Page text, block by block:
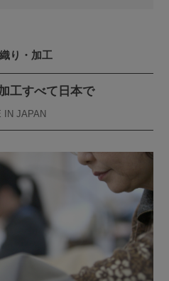
り・加工
工すべて日本で
IN JAPAN